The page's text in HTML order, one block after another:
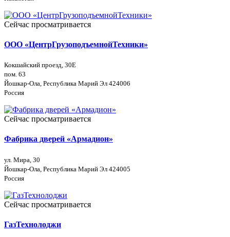
Сейчас просматривается
ООО «ЦентрГрузоподъемнойТехники»
Кокшайский проезд, 30Е
пом. 63
Йошкар-Ола, Республика Марий Эл 424006
Россия
Сейчас просматривается
Фабрика дверей «Армадион»
ул. Мира, 30
Йошкар-Ола, Республика Марий Эл 424005
Россия
Сейчас просматривается
ГазТехнолоджи